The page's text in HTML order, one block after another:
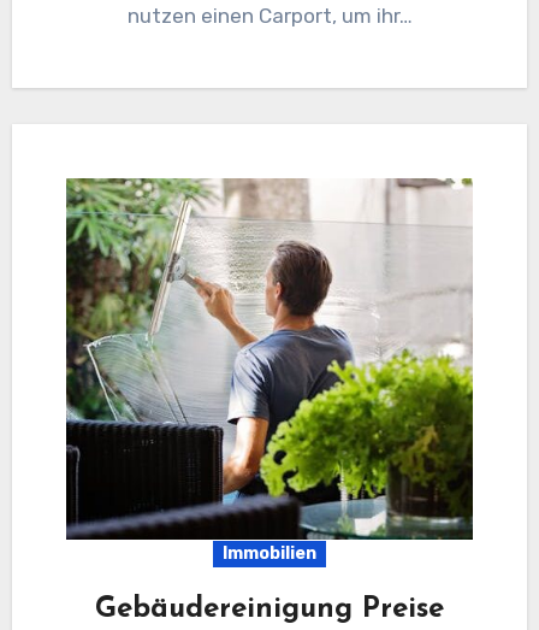
nutzen einen Carport, um ihr…
Immobilien
Gebäudereinigung Preise